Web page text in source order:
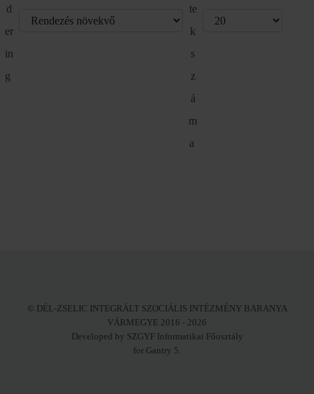
d
er
in
g
te
k
s
z
á
m
a
© DÉL-ZSELIC INTEGRÁLT SZOCIÁLIS INTÉZMÉNY BARANYA
VÁRMEGYE 2016 - 2026
Developed by SZGYF Informatikai Főosztály
for Gantry 5.